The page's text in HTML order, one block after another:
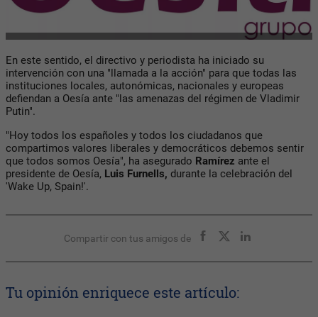
En este sentido, el directivo y periodista ha iniciado su
intervención con una "llamada a la acción" para que todas las
instituciones locales, autonómicas, nacionales y europeas
defiendan a Oesía ante "las amenazas del régimen de Vladimir
Putin".
"Hoy todos los españoles y todos los ciudadanos que
compartimos valores liberales y democráticos debemos sentir
que todos somos Oesía", ha asegurado Ramírez ante el
presidente de Oesía, Luis Furnells, durante la celebración del
'Wake Up, Spain!'.
Compartir con tus amigos de
Tu opinión enriquece este artículo: